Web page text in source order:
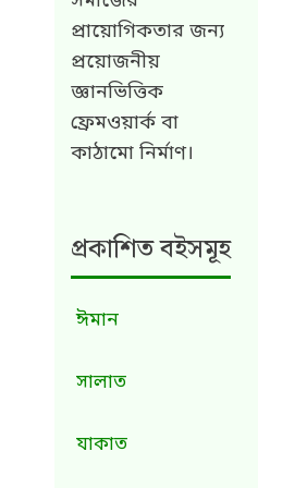
প্রায়োগিকতার জন্য
প্রয়োজনীয়
জ্ঞানভিত্তিক
ফ্রেমওয়ার্ক বা
কাঠামো নির্মাণ।
প্রকাশিত বইসমূহ
ঈমান
সালাত
যাকাত